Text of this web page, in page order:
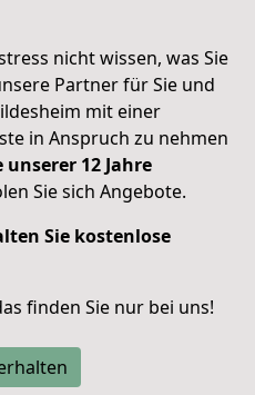
nicht wissen, was Sie
Partner für Sie und
mit einer
in Anspruch zu nehmen
12 Jahre
Sie sich Angebote.
Sie kostenlose
finden Sie nur bei uns!